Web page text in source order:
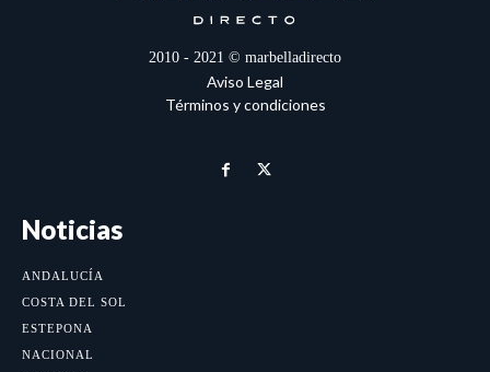
2010 - 2021 © marbelladirecto
Aviso Legal
Términos y condiciones
Noticias
ANDALUCÍA
COSTA DEL SOL
ESTEPONA
NACIONAL